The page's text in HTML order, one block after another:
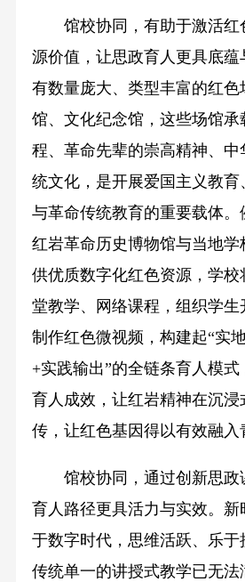
馆校协同，有助于激活红
源价值，让思政育人更具底蕴
有数量庞大、类型丰富的红色
馆、文化纪念馆，这些场馆
程、革命先辈的崇高精神、
统文化，是开展爱国主义教
与革命传统教育的重要载体。
红岩革命历史博物馆与当地学
供优质数字化红色资源，学
堂教学、网络课程，组织学生
制作红色微视频，构建起“实
+实践输出”的全链条育人模
育人成效，让红岩精神在沉浸
传，让红色基因得以有效融入
馆校协同，通过创新思政
育人路径更具活力与实效。新
于数字时代，思维活跃、乐于
传统单一的讲授式教学已无法